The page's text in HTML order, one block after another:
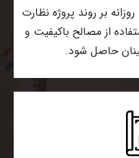
بر روند پروژه نظارت
از مصالح باکیفیت و
حاصل شود.